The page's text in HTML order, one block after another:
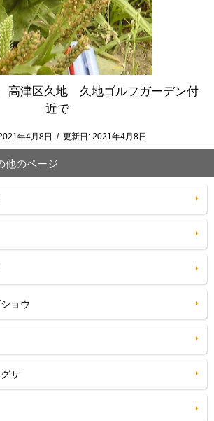
津区久地 久地ゴルフガーデン付
近で
年4月8日 / 更新日: 2021年4月8日
他のページ
ョウ
サ